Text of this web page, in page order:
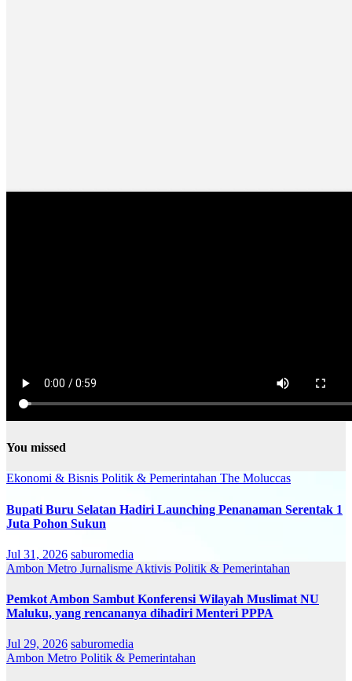
You missed
Ekonomi & Bisnis Politik & Pemerintahan The Moluccas
Bupati Buru Selatan Hadiri Launching Penanaman Serentak 1
Juta Pohon Sukun
Jul 31, 2026 saburomedia
Ambon Metro Jurnalisme Aktivis Politik & Pemerintahan
Pemkot Ambon Sambut Konferensi Wilayah Muslimat NU
Maluku, yang rencananya dihadiri Menteri PPPA
Jul 29, 2026 saburomedia
Ambon Metro Politik & Pemerintahan